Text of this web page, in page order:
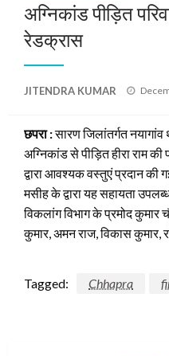
अग्निकांड पीड़ित
रेडक्रास
JITENDRA KUMAR
Posted
छपरा :सारण जिलांतर्गत नयागांव
अग्निकांड से पीड़ित हीरा राम
द्वारा आवश्यक वस्तुएं प्रदान की
मसीह के द्वारा यह सहायता
विकलांग विभाग के प्रमोद कुमार
कुमार, अमन राज, विकास कुमार,
Tagged: Chhapra